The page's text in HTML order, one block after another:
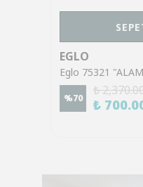
EGLO
%70
₺
₺